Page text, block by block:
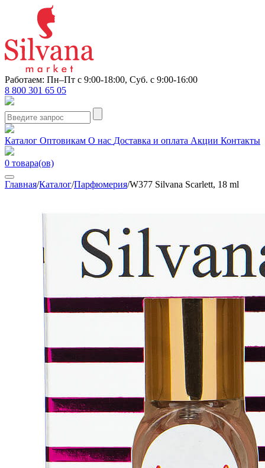
Работаем: Пн–Пт с 9:00-18:00, Суб. с 9:00-16:00
8 800 301 65 05
Каталог Оптовикам О нас Доставка и оплата Акции Контакты
0 товара(ов)
Главная/Каталог/Парфюмерия/W377 Silvana Scarlett, 18 ml